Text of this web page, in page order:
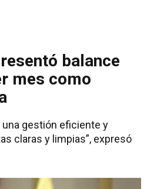
balance
mes como
una gestión eficiente y
claras y limpias”, expresó